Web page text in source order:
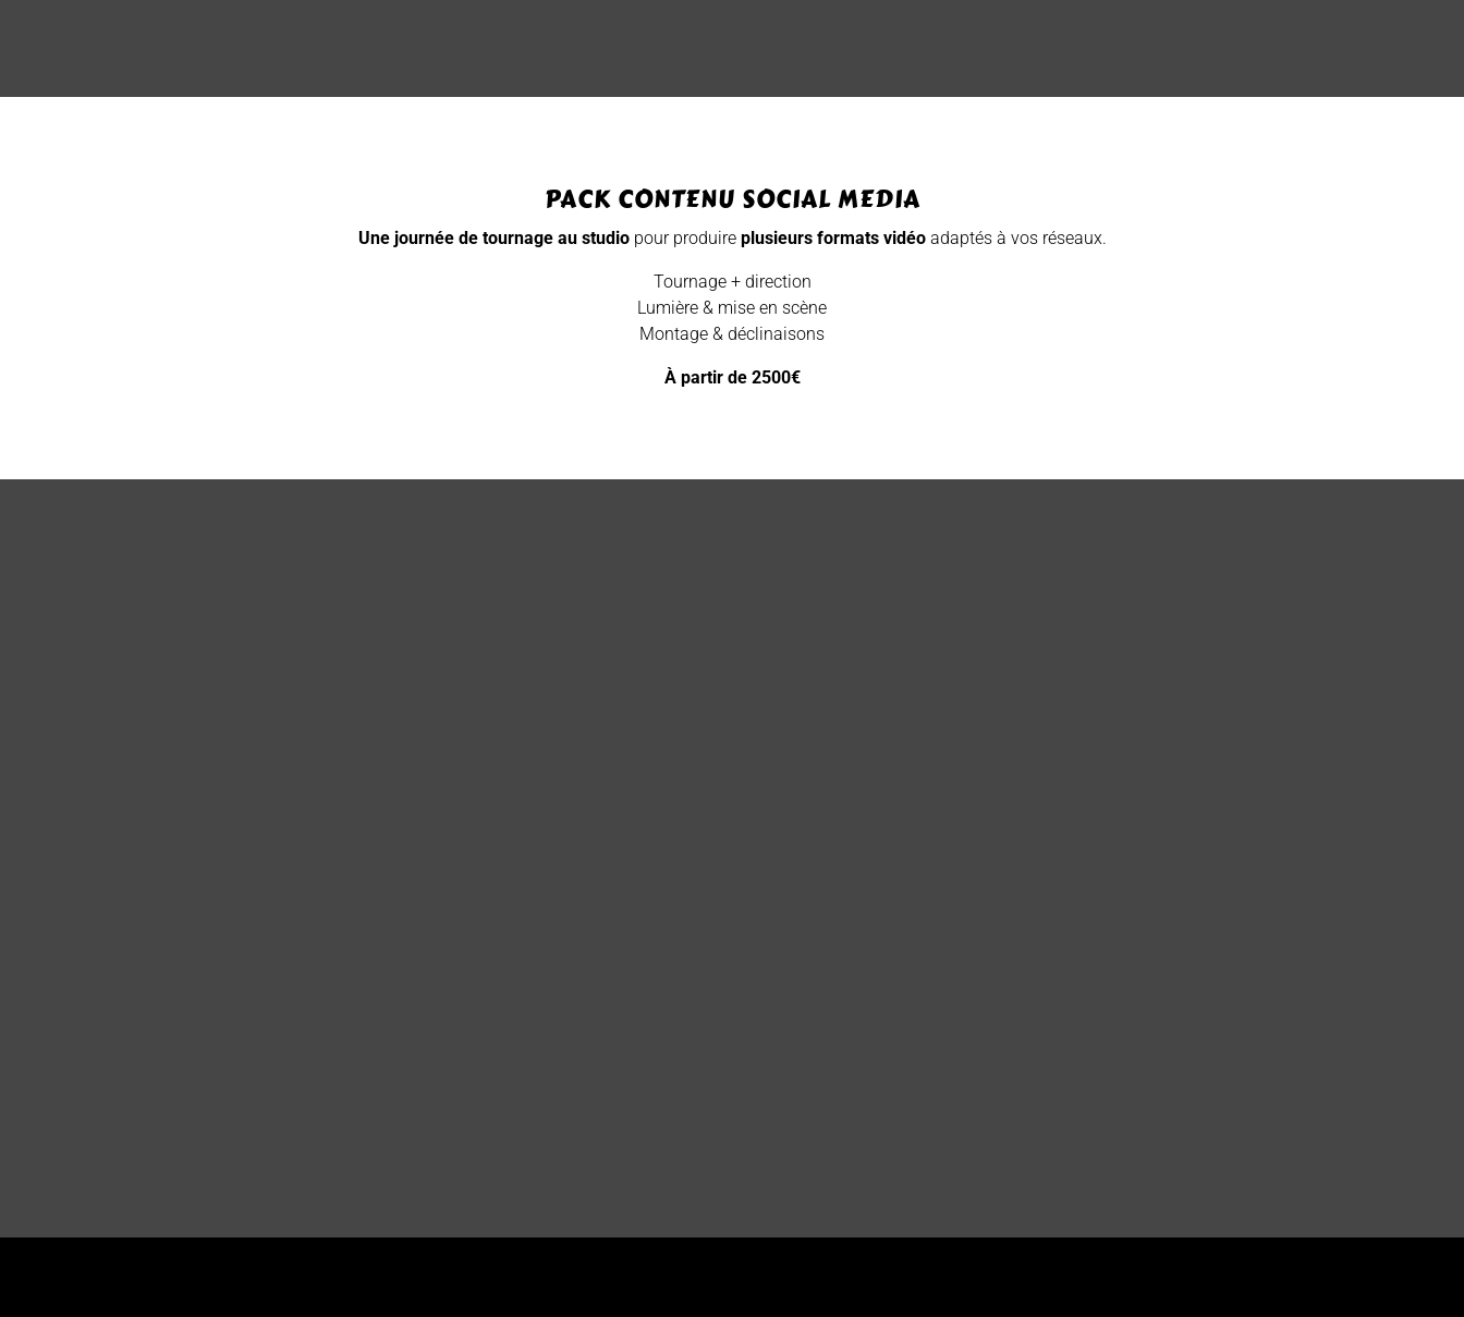
PACK CONTENU SOCIAL MEDIA
Une journée de tournage au studiopour produire plusieurs formats vidéoadaptés à vos réseaux.
Tournage + direction
Lumière & mise en scène
Montage & déclinaisons
À partir de 2500€